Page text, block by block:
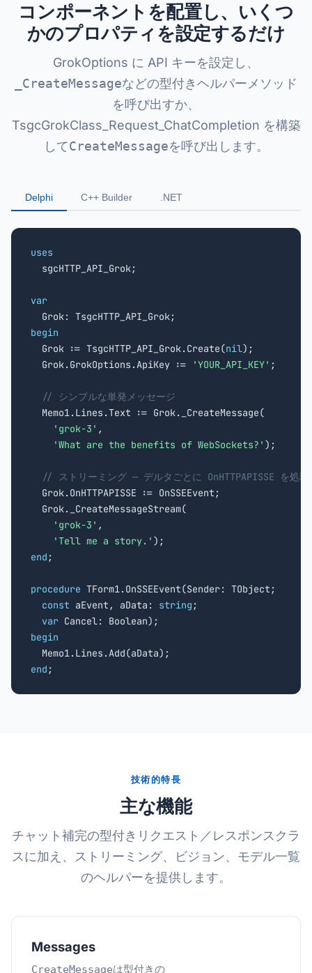
コンポーネントを配置し、いくつ
かのプロパティを設定するだけ
GrokOptions に API キーを設定し、
_CreateMessageなどの型付きヘルパーメソッド
を呼び出すか、
TsgcGrokClass_Request_ChatCompletion を構築
してCreateMessageを呼び出します。
Delphi C++ Builder .NET
uses
sgcHTTP_API_Grok;
var
begin
Grok := TsgcHTTP_API_Grok.Create(nil);
  Grok.GrokOptions.ApiKey :=
'YOUR_API_KEY' ;
// シンプルな単発メッセージ
  Memo1.Lines.Text := Grok._CreateMessage(
'grok-3' ,
'What are the benefits of WebSockets?' );
// ストリーミング — デルタごとに OnHTTPAPISSE を処理
  Grok.OnHTTPAPISSE := OnSSEEvent;
  Grok._CreateMessageStream(
'grok-3' ,
'Tell me a story.'
end ;
procedure TForm1.OnSSEEvent(Sender: TObject;
const aEvent, aData: string ;
var
begin
end ;
技術的特長
主な機能
チャット補完の型付きリクエスト／レスポンスクラ
スに加え、ストリーミング、ビジョン、モデル一覧
のヘルパーを提供します。
Messages
CreateMessageは型付きの